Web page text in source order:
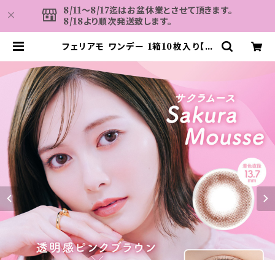
8/11～8/17迄はお盆休業とさせて頂きます。
8/18より順次発送致します。
フェリアモ ワンデー 1箱10枚入り【C
いやん） イメージモデル 細フチレン
ズ feliamo 1day カラコン カラー
コンタクト コンタクトレンズ | カラコ
ン MAHALO